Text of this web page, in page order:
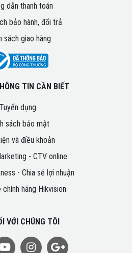
dẫn thanh toán
bảo hành, đổi trả
sách giao hàng
TIN CẦN BIẾT
Tuyển dụng
sách bảo mật
và điều khoản
- CTV online
- Chia sẻ lợi nhuận
chính hãng Hikvision
VỚI CHÚNG TÔI